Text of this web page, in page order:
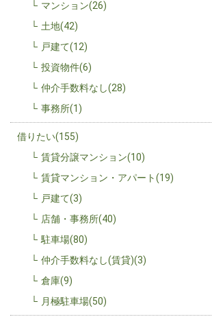
マンション(26)
土地(42)
戸建て(12)
投資物件(6)
仲介手数料なし(28)
事務所(1)
借りたい(155)
賃貸分譲マンション(10)
賃貸マンション・アパート(19)
戸建て(3)
店舗・事務所(40)
駐車場(80)
仲介手数料なし(賃貸)(3)
倉庫(9)
月極駐車場(50)